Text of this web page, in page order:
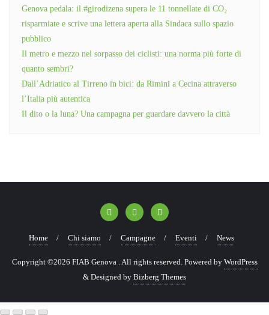
Genova pedala: il #girodizena supera le 11 tonnellate di CO₂
risparmiate e scrive una lettera aperta alla Sindaca sullo spazio
pubblico
Il metro e mezzo nel sorpasso dei ciclisti: una norma più forte di
quanto sembri?
Dall’Adriatico al Tirreno in bici: da Rimini a Cecina attraverso
l’Italia più autentica
Il dito o la luna? Una campagna per guardare davvero la città
Home Chi siamo Campagne Eventi News
Copyright ©2026 FIAB Genova . All rights reserved. Powered by WordPress
& Designed by Bizberg Themes